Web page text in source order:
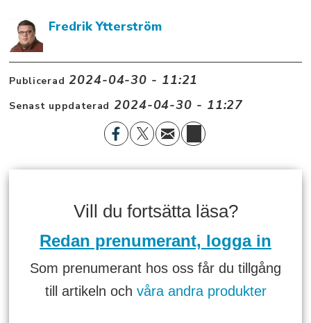
Fredrik Ytterström
Publicerad 2024-04-30 - 11:21
Senast uppdaterad 2024-04-30 - 11:27
Vill du fortsätta läsa?
Redan prenumerant, logga in
Som prenumerant hos oss får du tillgång
till artikeln och våra andra produkter